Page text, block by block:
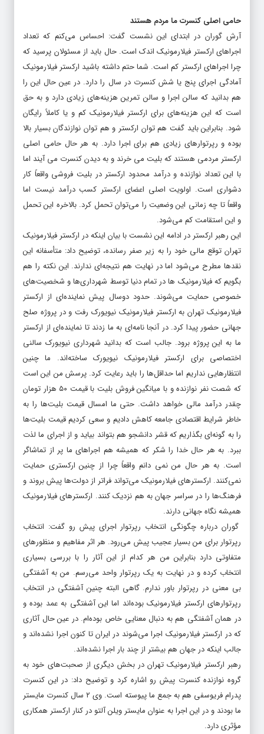
حامی اصلی کنسرت ما مردم هستند
آرش گوران در ابتدای این نشست گفت: احساس می‌کنم که تعداد
اجراهای ارکستر فیلارمونیک اندک است. حال باید از مسئولان پرسید که
چرا اجراهای ارکستر کم است. شما حتم داشته باشید ارکستر فیلارمونیک
آمادگی اجرای پنج یا شش کنسرت در سال را دارد. در عین حال این را
هم بدانید که سالن اجرا و سالن تمرین هزینه‌های زیادی دارد و به حق
است که این هزینه‌های برای ارکستر فیلارمونیک کم و یا کاملاً رایگان
شود. بنابراین باید گفت هم توان ارکستر و هم توان نوازندگان بسیار بالا
بوده و رپرتوارهای زیادی هم برای اجرا دارد. به هر حال حامی اصلی
ارکستر مردمی هستند که بلیت می خرند و به دیدن کنسرت می آیند اما
با این تعداد نوازنده و درآمد محدود ارکستر در بلیت فروشی واقعاً کار
دشواری است. اولویت اصلی اعضای ارکستر کسب درآمد نیست اما
واقعاً تا چه زمانی این وضعیت را می‌توان تحمل کرد. بالاخره این تحمل
و این استقامت کم می‌شود.
این رهبر ارکستر در ادامه این نشست با بیان اینکه در ارکستر فیلارمونیک
تهران توقع مالی خود را به زیر صفر رسانده، توضیح داد: متأسفانه این
نقدها مطرح می‌شود اما در نهایت هم نتیجه‌ای ندارند. این نکته را هم
بگویم که فیلارمونیک ها در تمام دنیا توسط شهرداری‌ها و شخصیت‌های
خصوصی حمایت می‌شوند. حدود دوسال پیش نماینده‌ای از ارکستر
فیلارمونیک تهران به ارکستر فیلارمونیک نیویورک رفت و در پروژه صلح
جهانی حضور پیدا کرد. در آنجا نامه‌ای به ما زدند تا نماینده‌ای از ارکستر
ما به این پروژه برود. جالب است که بدانید شهرداری نیویورک سالنی
اختصاصی برای ارکستر فیلارمونیک نیویورک ساخته‌اند. ما چنین
انتظارهایی نداریم اما حداقل‌ها را باید رعایت کرد. پرسش من این است
که شصت نفر نوازنده و با میانگین فروش بلیت با قیمت ۵۰ هزار تومان
چقدر درآمد مالی خواهد داشت. حتی ما امسال قیمت بلیت‌ها را به
خاطر شرایط اقتصادی جامعه کاهش دادیم و سعی کردیم قیمت بلیت‌ها
را به گونه‌ای بگذاریم که قشر دانشجو هم بتواند بیاید و از اجرای ما لذت
ببرد. به هر حال خدا را شکر که همیشه هم اجراهای ما پر از تماشاگر
است. به هر حال من نمی دانم واقعاً چرا از چنین ارکستری حمایت
نمی‌کنند. ارکسترهای فیلارمونیک می‌تواند فراتر از دولت‌ها پیش بروند و
فرهنگ‌ها را در سراسر جهان به هم نزدیک کنند. ارکسترهای فیلارمونیک
همیشه نگاه جهانی دارند.
گوران درباره چگونگی انتخاب رپرتوار اجرای پیش رو گفت: انتخاب
رپرتوار برای من بسیار عجیب پیش می‌رود. هر اثر مفاهیم و منظورهای
متفاوتی دارد بنابراین من هر کدام از این آثار را با بررسی بسیاری
انتخاب کرده و در نهایت به یک رپرتوار واحد می‌رسم. من به آشفتگی
بی معنی در رپرتوار باور ندارم. گاهی البته چنین آشفتگی در انتخاب
رپرتوارهای ارکستر فیلارمونیک بوده‌اند اما این آشفتگی به عمد بوده و
در همان آشفتگی هم به دنبال معنایی خاص بوده‌ام. در عین حال آثاری
که در ارکستر فیلارمونیک اجرا می‌شوند در ایران تا کنون اجرا نشده‌اند و
جالب اینکه در جهان هم بیشتر از چند بار اجرا نشده‌اند.
رهبر ارکستر فیلارمونیک تهران در بخش دیگری از صحبت‌های خود به
گروه نوازنده کنسرت پیش رو اشاره کرد و توضیح داد: در این کنسرت
پدرام فریوسفی هم به جمع ما پیوسته است. وی ۲ سال کنسرت مایستر
ما بودند و در این اجرا به عنوان مایستر ویلن آلتو در کنار ارکستر همکاری
مؤثری دارد.